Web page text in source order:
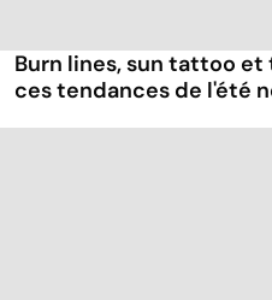
Burn lines, sun tattoo
ces tendances de l'été